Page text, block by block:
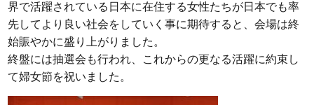
界で活躍されている日本に在住する女性たちが日本でも率
先してより良い社会をしていく事に期待すると、会場は終
始賑やかに盛り上がりました。
終盤には抽選会も行われ、これからの更なる活躍に約束し
て婦女節を祝いました。